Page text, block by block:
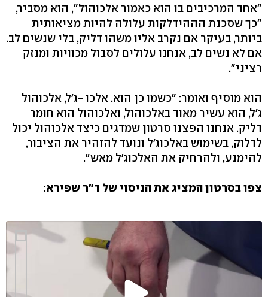
"אחד המרכיבים בו הוא כאמור אלכוהול", הוא מסביר,
"כך שסכנת הההידלקות עלולה להיות מציאותית
ביותר, בעיקר אם נקרב אליו משהו דליק, בלי שנשים לב.
אם לא נשים לב, אנחנו עלולים לסבול מכוויות ומנזק
רציני".
הוא מוסיף ואומר: "כשמו כן הוא. אלכו -ג'ל, אלכוהול
ג'ל, הוא עשיר מאוד באלכוהול, ואלכוהול הוא חומר
דליק. אנחנו הפצנו סרטון שמדגים כיצד אלכוהול יכול
לדלוק, בשימוש באלכוג'ל ונועד להזהיר את הציבור,
להימנע, ולהרחיק את האלכוג'ל מאש".
צפו בסרטון המציג את הניסוי של ד"ר שפירא: